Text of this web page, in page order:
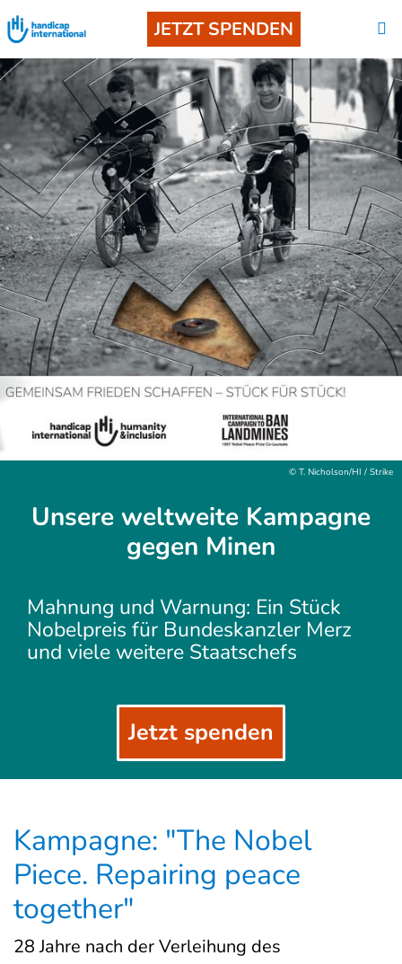
JETZT SPENDEN
© T. Nicholson/HI / Strike
Unsere weltweite Kampagne
gegen Minen
Mahnung und Warnung: Ein Stück
Nobelpreis für Bundeskanzler Merz
und viele weitere Staatschefs
Jetzt spenden
Kampagne: "The Nobel
Piece. Repairing peace
together"
28 Jahre nach der Verleihung des